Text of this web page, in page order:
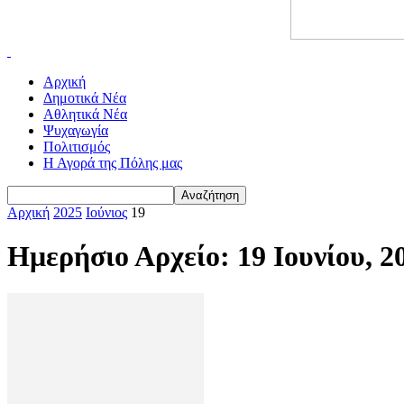
Αρχική
Δημοτικά Νέα
Αθλητικά Νέα
Ψυχαγωγία
Πολιτισμός
Η Αγορά της Πόλης μας
Αρχική 2025 Ιούνιος 19
Ημερήσιο Αρχείο: 19 Ιουνίου,